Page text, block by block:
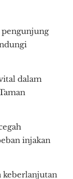
pengunjung
dalam
injakan
keberlanjutan